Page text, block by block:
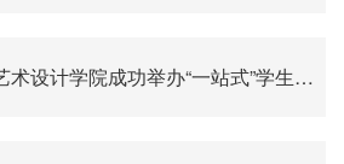
艺术设计学院成功举办“一站式”学生社区党员先锋讲堂活动